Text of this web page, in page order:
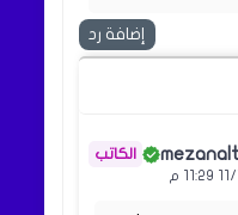
إضافة رد
م